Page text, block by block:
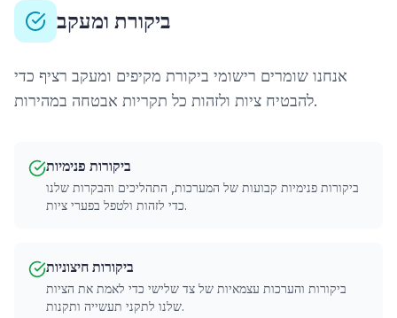
ביקורת ומעקב
אנחנו שומרים רישומי ביקורת מקיפים ומעקב רציף כדי
להבטיח ציות ולזהות כל תקריות אבטחה במהירות.
ביקורות פנימיות
ביקורות פנימיות קבועות של המערכות, התהליכים והבקרות שלנו
כדי לזהות ולטפל בפערי ציות.
ביקורות חיצוניות
ביקורות והערכות עצמאיות של צד שלישי כדי לאמת את הציות
שלנו לתקני תעשייה ותקנות.